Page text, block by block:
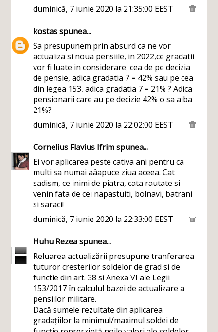
duminică, 7 iunie 2020 la 21:35:00 EEST
kostasspunea...
Sa presupunem prin absurd ca ne vor
actualiza si noua pensiile, in 2022,ce gradatii
vor fi luate in considerare, cea de pe decizia
de pensie, adica gradatia 7 = 42% sau pe cea
din legea 153, adica gradatia 7 = 21% ? Adica
pensionarii care au pe decizie 42% o sa aiba
21%?
duminică, 7 iunie 2020 la 22:02:00 EEST
Cornelius Flavius Ifrimspunea...
Ei vor aplicarea peste cativa ani pentru ca
multi sa numai aâapuce ziua aceea. Cat
sadism, ce inimi de piatra, cata rautate si
venin fata de cei napastuiti, bolnavi, batrani
si saraci!
duminică, 7 iunie 2020 la 22:33:00 EEST
Huhu Rezeaspunea...
Reluarea actualizării presupune tranferarea
tuturor cresterilor soldelor de grad si de
functie din art. 38 si Anexa VI ale Legii
153/2017 în calculul bazei de actualizare a
pensiilor militare.
Dacă sumele rezultate din aplicarea
gradațiilor la minimul/maximul soldei de